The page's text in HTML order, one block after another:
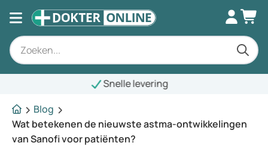
Blog
Wat betekenen de nieuwste astma-ontwikkelingen
van Sanofi voor patiënten?